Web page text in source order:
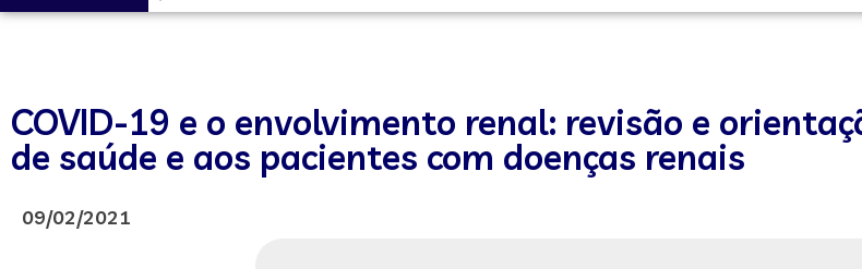
COVID-19 e o envolvimento renal: revisão e
de saúde e aos pacientes com doenças renais
09/02/2021